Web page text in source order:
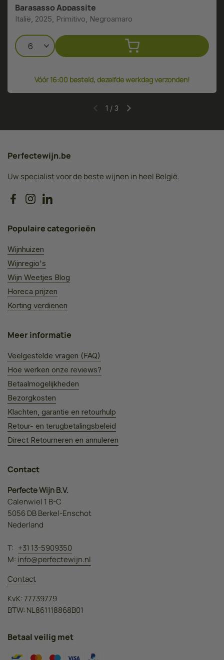
Barasasso Appassite
Italië, 2025, Primitivo, Negroamaro
Vóór 16:00 besteld, dezelfde werkdag verzonden!
1 / 3
Perfectewijn.be
Uw specialist voor de beste wijnen in heel België.
Facebook
InstagramLinkedIn
Populaire categorieën
Wijnhuizen
Wijnregio's
Wijn Weetjes Blog
Horeca prijzen
Korting verdienen
Meer informatie
Veelgestelde vragen (FAQ)
Hoe werken onze reviews?
Betaalmogelijkheden
Bezorgkosten
Klachten, garantie en retourhulp
Retour- en terugbetalingsbeleid
Direct Retourneren en annuleren
Contact
Perfecte Wijn B.V.
Calenwiel 1 B-C
5056 DB Berkel-Enschot
Nederland
T: +31 13-5909350
M: info@perfectewijn.nl
Contact
KvK: 77739779
BTW: NL861118868B01
Betaal veilig met